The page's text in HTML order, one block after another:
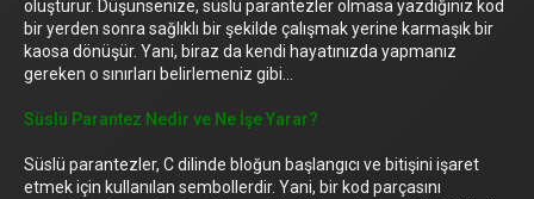
oluşturur. Düşünsenize, süslü parantezler olmasa yazdığınız kod
bir yerden sonra sağlıklı bir şekilde çalışmak yerine karmaşık bir
kaosa dönüşür. Yani, biraz da kendi hayatınızda yapmanız
gereken o sınırları belirlemeniz gibi…
Süslü Parantez Nedir ve Ne İşe Yarar?
Süslü parantezler, C dilinde bloğun başlangıcı ve bitişini işaret
etmek için kullanılan sembollerdir. Yani, bir kod parçasını